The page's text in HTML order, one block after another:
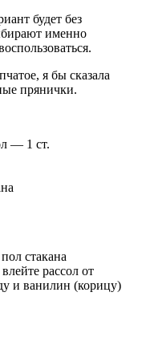
будет без
именно
я бы сказала
прянички.
— 1 ст.
стакана
рассол от
и ванилин (корицу)